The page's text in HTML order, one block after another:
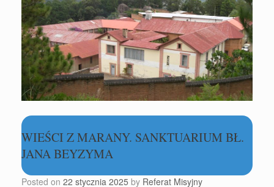
WIEŚCI Z MARANY. SANKTUARIUM BŁ.
JANA BEYZYMA
Posted on 22 stycznia 2025 by Referat Misyjny